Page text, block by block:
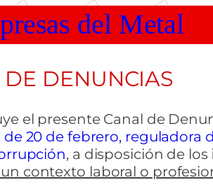
del Metal
DENUNCIAS
el presente Canal de
de 20 de febrero,
, a disposición de los
contexto laboral o